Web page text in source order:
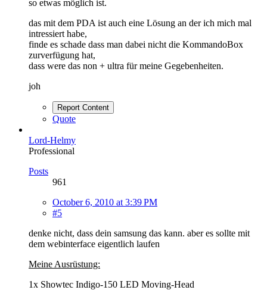
so etwas möglich ist.
das mit dem PDA ist auch eine Lösung an der ich mich mal
intressiert habe,
finde es schade dass man dabei nicht die KommandoBox
zurverfügung hat,
dass were das non + ultra für meine Gegebenheiten.
joh
Report Content
Quote
Lord-Helmy
Professional
Posts
961
October 6, 2010 at 3:39 PM
#5
denke nicht, dass dein samsung das kann. aber es sollte mit
dem webinterface eigentlich laufen
Meine Ausrüstung:
1x Showtec Indigo-150 LED Moving-Head